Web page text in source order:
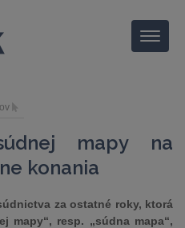
Menu
mapy na
konania
za ostatné roky, ktorá
mapy“, resp. „súdna mapa“,